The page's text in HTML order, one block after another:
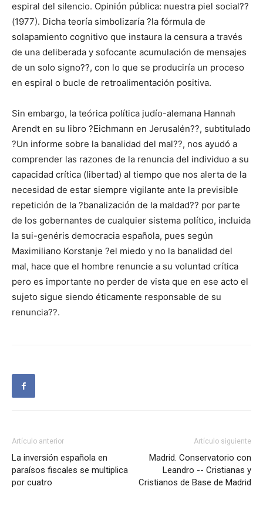
espiral del silencio. Opinión pública: nuestra piel social??
(1977). Dicha teoría simbolizaría ?la fórmula de
solapamiento cognitivo que instaura la censura a través
de una deliberada y sofocante acumulación de mensajes
de un solo signo??, con lo que se produciría un proceso
en espiral o bucle de retroalimentación positiva.
Sin embargo, la teórica política judío-alemana Hannah
Arendt en su libro ?Eichmann en Jerusalén??, subtitulado
?Un informe sobre la banalidad del mal??, nos ayudó a
comprender las razones de la renuncia del individuo a su
capacidad crítica (libertad) al tiempo que nos alerta de la
necesidad de estar siempre vigilante ante la previsible
repetición de la ?banalización de la maldad?? por parte
de los gobernantes de cualquier sistema político, incluida
la sui-genéris democracia española, pues según
Maximiliano Korstanje ?el miedo y no la banalidad del
mal, hace que el hombre renuncie a su voluntad crítica
pero es importante no perder de vista que en ese acto el
sujeto sigue siendo éticamente responsable de su
renuncia??.
Artículo anterior
La inversión española en
paraísos fiscales se multiplica
por cuatro
Artículo siguiente
Madrid. Conservatorio con
Leandro -- Cristianas y
Cristianos de Base de Madrid